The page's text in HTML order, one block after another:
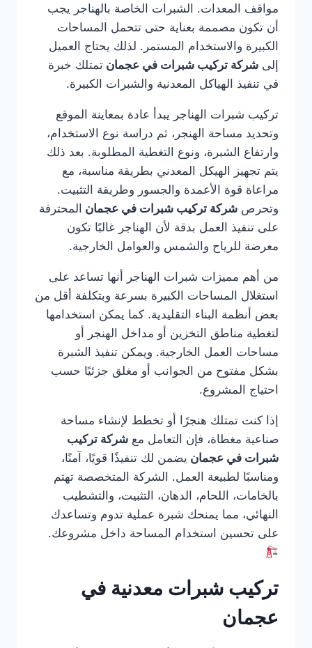
مواقف المعدات. الشبرات الخاصة بالهناجر يجب
أن تكون مصممة بعناية حتى تتحمل المساحات
الكبيرة والاستخدام المستمر. لذلك يحتاج العميل
إلى شركة تركيب شبرات في عجمان تمتلك خبرة
في تنفيذ الهياكل المعدنية والشبرات الكبيرة.
تركيب شبرات الهناجر يبدأ عادة بمعاينة الموقع
وتحديد مساحة الهنجر، ثم دراسة نوع الاستخدام،
وارتفاع الشبرة، ونوع التغطية المطلوبة. بعد ذلك
يتم تجهيز الهيكل المعدني بطريقة مناسبة، مع
مراعاة قوة الأعمدة والجسور وطريقة التثبيت.
وتحرص شركة تركيب شبرات في عجمان المحترفة
على تنفيذ العمل بدقة لأن الهناجر غالبًا تكون
معرضة للرياح والشمس والعوامل الخارجية.
من أهم مميزات شبرات الهناجر أنها تساعد على
استغلال المساحات الكبيرة بسرعة وبتكلفة أقل من
بعض أنظمة البناء التقليدية. كما يمكن استخدامها
لتغطية مناطق التخزين أو مداخل الهنجر أو
مساحات العمل الخارجية. ويمكن تنفيذ الشبرة
بشكل مفتوح من الجوانب أو مغلق جزئيًا حسب
احتياج المشروع.
إذا كنت تمتلك هنجرًا أو تخطط لإنشاء مساحة
صناعية مغطاة، فإن التعامل مع شركة تركيب
شبرات في عجمان يضمن لك تنفيذًا قويًا، آمنًا،
ومناسبًا لطبيعة العمل. الشركة المتخصصة تهتم
بالخامات، اللحام، الدهان، التثبيت، والتشطيب
النهائي، مما يمنحك شبرة عملية تدوم وتساعدك
على تحسين استخدام المساحة داخل مشروعك.
تركيب شبرات معدنية في
عجمان